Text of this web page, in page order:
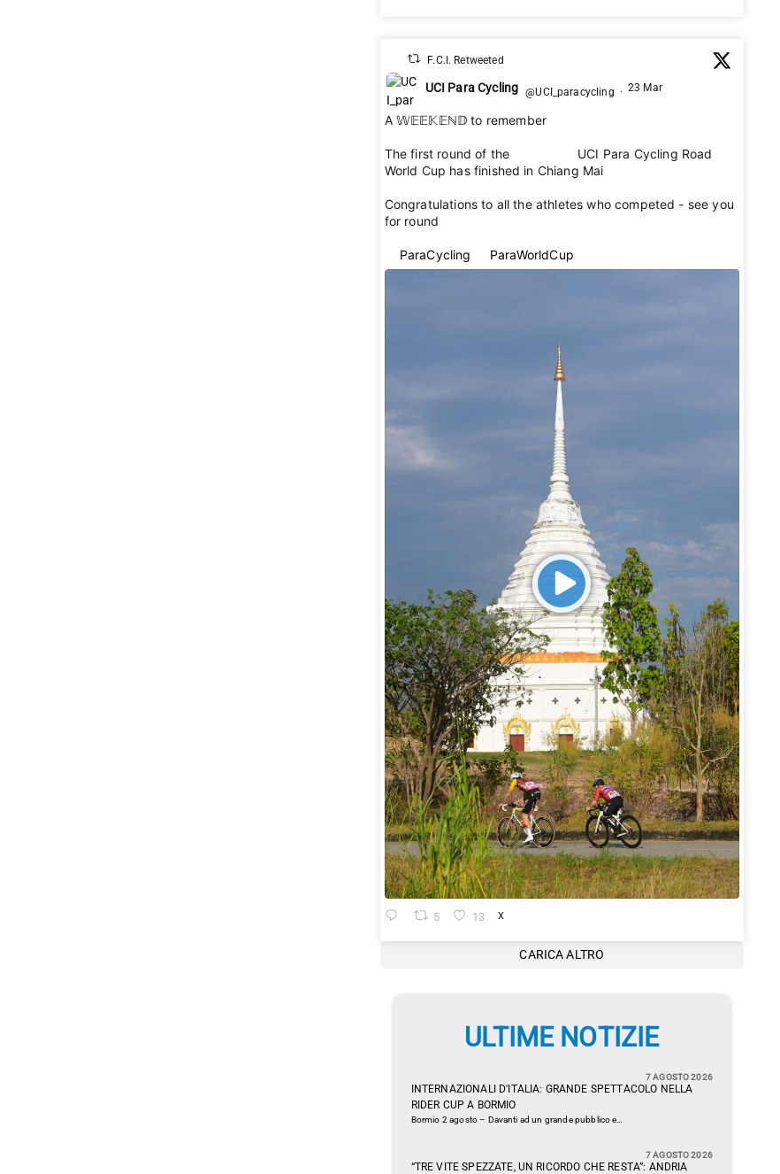
F.C.I. Retweeted
UCI Para Cycling @UCI_paracycling · 23 Mar
A 𝕎𝔼𝔼𝕂𝔼ℕ𝔻 to remember 🌟
The first round of the 2026 UCI Para Cycling Road
World Cup has finished in Chiang Mai 🇹🇭
Congratulations to all the athletes who competed - see you
for round 2 👋
#ParaCycling #ParaWorldCup
5 13 X
CARICA ALTRO
ULTIME NOTIZIE
7 AGOSTO 2026
INTERNAZIONALI D'ITALIA: GRANDE SPETTACOLO NELLA
RIDER CUP A BORMIO
Bormio 2 agosto – Davanti ad un grande pubblico e…
7 AGOSTO 2026
“TRE VITE SPEZZATE, UN RICORDO CHE RESTA”: ANDRIA